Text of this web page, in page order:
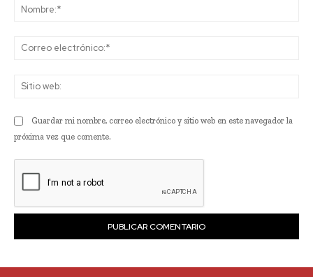
Guardar mi nombre, correo electrónico y sitio web en este navegador la
próxima vez que comente.